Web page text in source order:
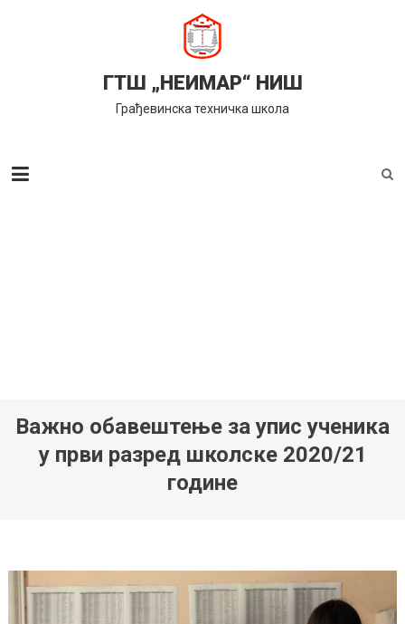
ГТШ „НЕИМАР“ НИШ
Грађевинска техничка школа
Важно обавештење за упис ученика
у први разред школске 2020/21
године